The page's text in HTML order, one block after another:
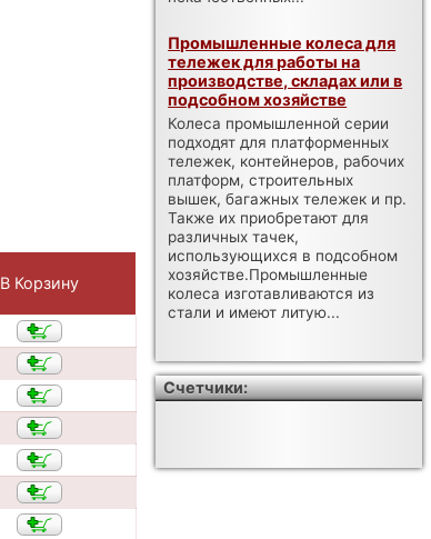
В Корзину
Промышленные колеса для
тележек для работы на
производстве, складах или в
подсобном хозяйстве
Колеса промышленной серии
подходят для платформенных
тележек, контейнеров, рабочих
платформ, строительных
вышек, багажных тележек и пр.
Также их приобретают для
различных тачек,
использующихся в подсобном
хозяйстве.Промышленные
колеса изготавливаются из
стали и имеют литую...
Счетчики: